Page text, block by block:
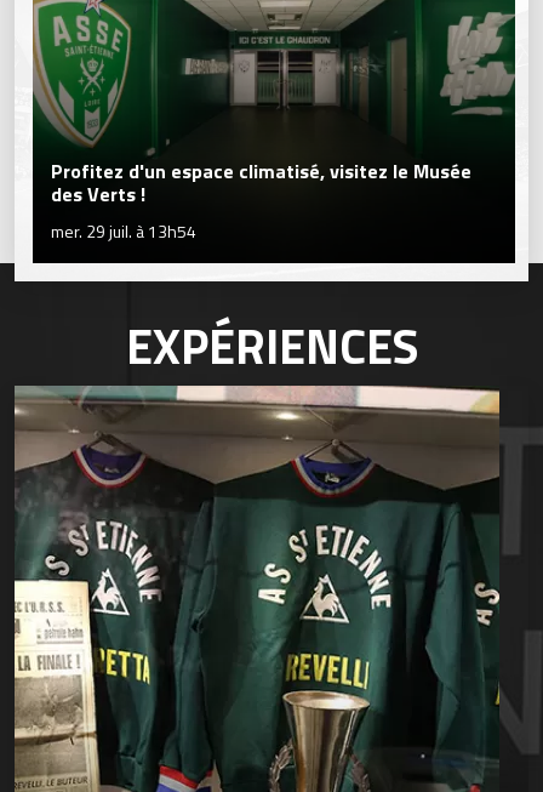
Profitez d'un espace climatisé, visitez le Musée
des Verts !
mer. 29 juil. à 13h54
EXPÉRIENCES